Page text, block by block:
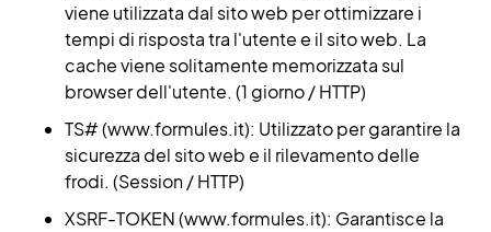
viene utilizzata dal sito web per ottimizzare i
tempi di risposta tra l'utente e il sito web. La
cache viene solitamente memorizzata sul
browser dell'utente. (1 giorno / HTTP)
TS# (www.formules.it): Utilizzato per garantire la
sicurezza del sito web e il rilevamento delle
frodi. (Session / HTTP)
XSRF-TOKEN (www.formules.it): Garantisce la